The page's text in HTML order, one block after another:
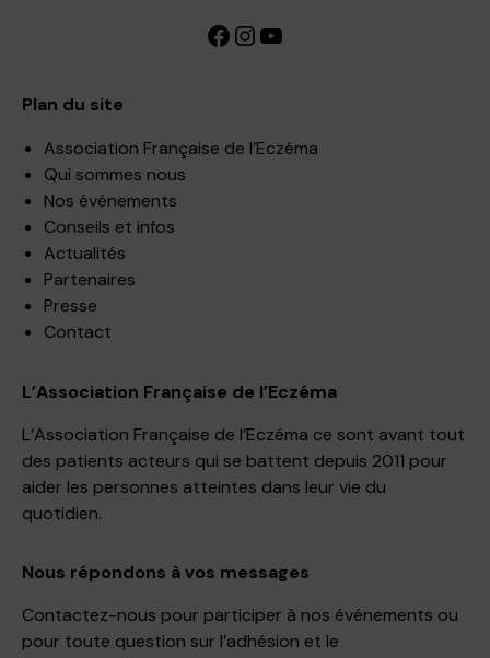
Facebook InstagramYouTube
Plan du site
Association Française de l’Eczéma
Qui sommes nous
Nos événements
Conseils et infos
Actualités
Partenaires
Presse
Contact
L’Association Française de l’Eczéma
L’Association Française de l’Eczéma ce sont avant tout
des patients acteurs qui se battent depuis 2011 pour
aider les personnes atteintes dans leur vie du
quotidien.
Nous répondons à vos messages
Contactez-nous pour participer à nos événements ou
pour toute question sur l’adhésion et le